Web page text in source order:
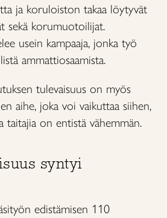
ja koruloiston takaa löytyvät
sekä korumuotoilijat.
usein kampaaja, jonka työ
ammattiosaamista.
tulevaisuus on myös
aihe, joka voi vaikuttaa siihen,
taitajia on entistä vähemmän.
syntyi
edistämisen 110